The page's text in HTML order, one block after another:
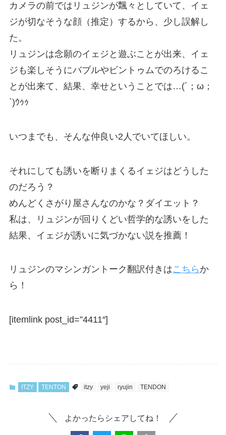
カメラの前ではリュジンが飄々としていて、イェ
ジが切なそうな顔（推定）するから、少し誤解し
た。
リュジンは念願のイェジと遊ぶことが出来、イェ
ジも楽しそうにバブルやビントゥムでのろけるこ
とが出来て、結果、幸せということでは…(´；ω；
`)ｳｩｩ
いつまでも、そんな仲良い2人でいてほしい。
それにしても誘いを断りまくるイェジはどうした
のだろう？
めんどくさがり屋さんなのかな？ダイエット？
私は、リュジンが回りくどい哲学的な誘いをした
結果、イェジが誘いに気づかない説を推薦！
リュジンのマシンガントーク翻訳付きはこちら か
ら！
[itemlink post_id=”4411″]
ITZY TENTON itzy yeji ryujin TENDON
よかったらシェアしてね！